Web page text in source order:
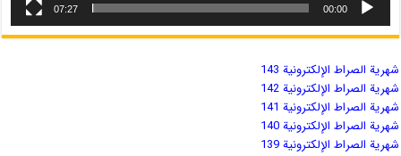
00:00
07:27
شهریة الصراط الإلكترونية 143
شهریة الصراط الإلكترونية 142
شهریة الصراط الإلكترونية 141
شهریة الصراط الإلكترونية 140
شهریة الصراط الإلكترونية 139